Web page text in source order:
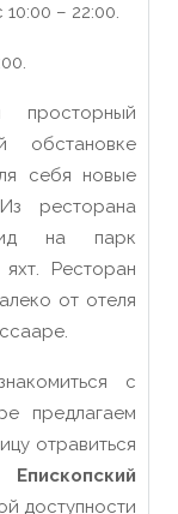
10:00 – 22:00.
просторный
обстановке
себя новые
Из ресторана
на парк
Ресторан
от отеля
с
предлагаем
отравиться
Eпископский
доступности